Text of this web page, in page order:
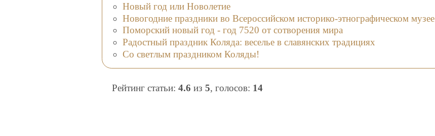
Новый год или Новолетие
Новогодние праздники во Всероссийском историко-этнографическом музее
Поморский новый год - год 7520 от сотворения мира
Радостный праздник Коляда: веселье в славянских традициях
Со светлым праздником Коляды!
Рейтинг статьи: 4.6 из 5, голосов: 14